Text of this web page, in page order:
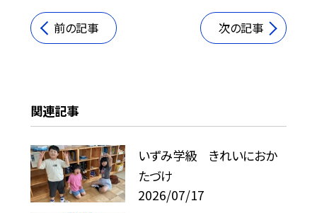
前の記事 次の記事
関連記事
いずみ学級 きれいにおか
たづけ
2026/07/17